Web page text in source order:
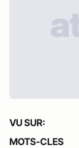
VU SUR:
MOTS-CLES